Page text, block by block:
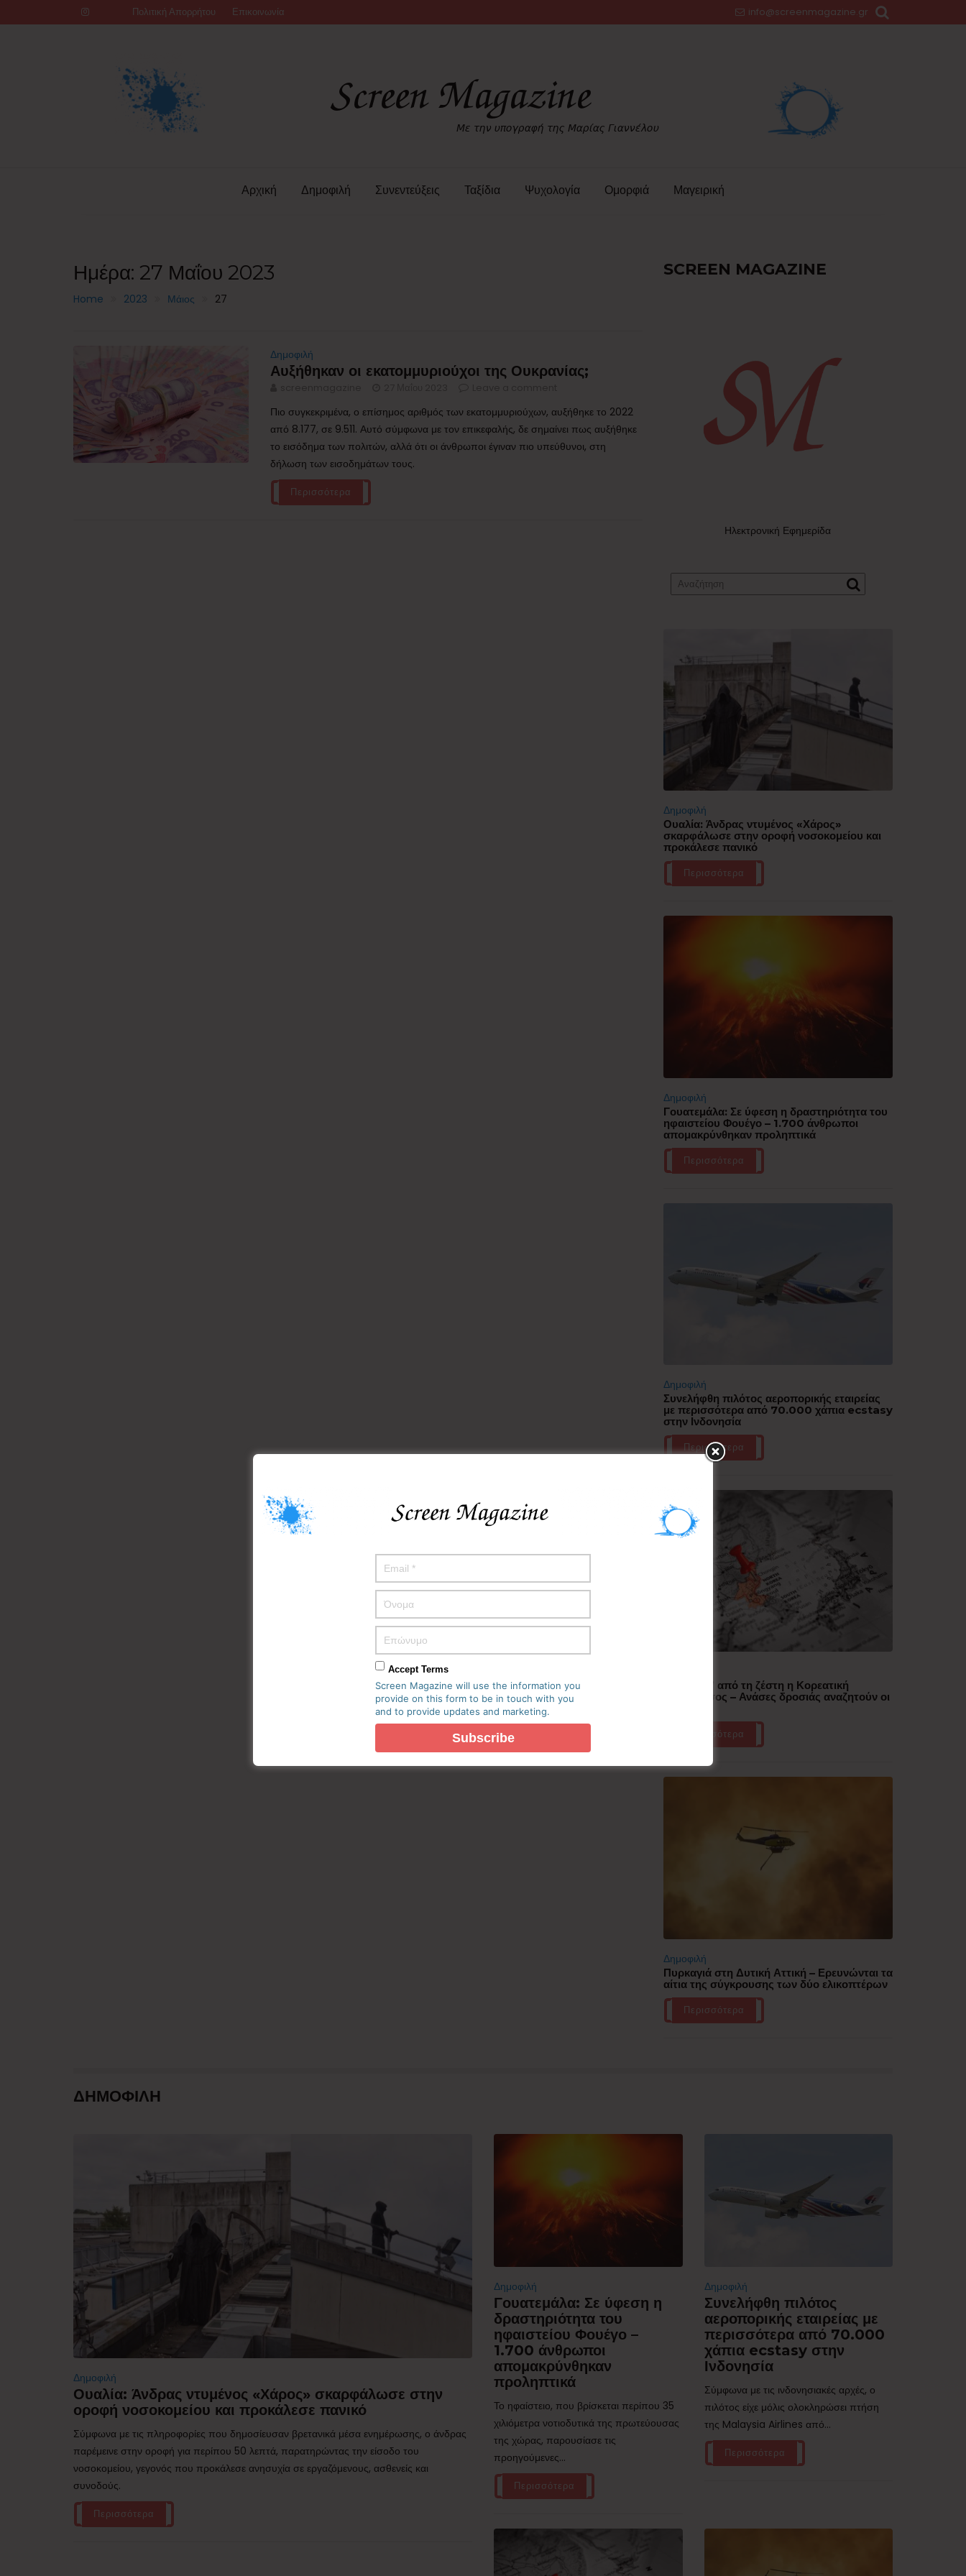
to
Πολιτική Απορρήτου Επικοινωνία info@screenmagazine.gr
Αρχική Δημοφιλή Συνεντεύξεις Ταξίδια Ψυχολογία Ομορφιά Μαγειρική
Ημέρα: 27 Μαΐου 2023
Home 2023 Μάιος 27
Δημοφιλή
Αυξήθηκαν οι εκατομμυριούχοι της Ουκρανίας;
Πιο συγκεκριμένα, ο επίσημος αριθμός των εκατομμυριούχων, αυξήθηκε το 2022
από 8.177, σε 9.511. Αυτό σύμφωνα με τον επικεφαλής, δε σημαίνει πως αυξήθηκε
το εισόδημα των πολιτών, αλλά ότι οι άνθρωποι έγιναν πιο υπεύθυνοι, στη
δήλωση των εισοδημάτων τους.
Περισσότερα
SCREEN MAGAZINE
Ηλεκτρονική Εφημερίδα
Δημοφιλή
Ουαλία: Άνδρας ντυμένος «Χάρος»
σκαρφάλωσε στην οροφή νοσοκομείου και
προκάλεσε πανικό
Περισσότερα
Δημοφιλή
Γουατεμάλα: Σε ύφεση η δραστηριότητα του
ηφαιστείου Φουέγο – 1.700 άνθρωποι
απομακρύνθηκαν προληπτικά
Περισσότερα
Δημοφιλή
Συνελήφθη πιλότος αεροπορικής εταιρείας
με περισσότερα από 70.000 χάπια ecstasy
στην Ινδονησία
Περισσότερα
“Έλιωσε” από τη ζέστη η Κορεατική
Χερσόνησος – Ανάσες δροσιάς αναζητούν οι
Περισσότερα
Δημοφιλή
Πυρκαγιά στη Δυτική Αττική – Ερευνώνται τα
αίτια της σύγκρουσης των δύο ελικοπτέρων
Περισσότερα
ΔΗΜΟΦΙΛΗ
Δημοφιλή
Ουαλία: Άνδρας ντυμένος «Χάρος» σκαρφάλωσε στην
οροφή νοσοκομείου και προκάλεσε πανικό
Σύμφωνα με τις πληροφορίες που δημοσίευσαν βρετανικά μέσα ενημέρωσης, ο άνδρας
παρέμεινε στην οροφή για περίπου 50 λεπτά, παρατηρώντας την είσοδο του
νοσοκομείου, γεγονός που προκάλεσε ανησυχία σε εργαζόμενους, ασθενείς και
συνοδούς.
Περισσότερα
Δημοφιλή
Γουατεμάλα: Σε ύφεση η
δραστηριότητα του
ηφαιστείου Φουέγο –
1.700 άνθρωποι
απομακρύνθηκαν
προληπτικά
Το ηφαίστειο, που βρίσκεται περίπου 35
χιλιόμετρα νοτιοδυτικά της πρωτεύουσας
της χώρας, παρουσίασε τις
προηγούμενες...
Περισσότερα
Δημοφιλή
Συνελήφθη πιλότος
αεροπορικής εταιρείας με
περισσότερα από 70.000
χάπια ecstasy στην
Ινδονησία
Σύμφωνα με τις ινδονησιακές αρχές, ο
πιλότος είχε μόλις ολοκληρώσει πτήση
της Malaysia Airlines από...
Περισσότερα
Accept Terms
Screen Magazine will use the information you
provide on this form to be in touch with you
and to provide updates and marketing.